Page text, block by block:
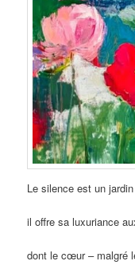
Le silence est un
il offre sa luxuriance
dont le cœur – malgré